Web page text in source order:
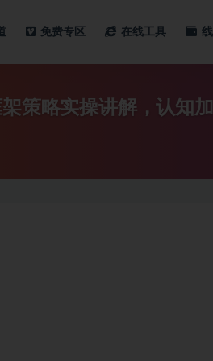
免费专区 在线工具
策略实操讲解，认知